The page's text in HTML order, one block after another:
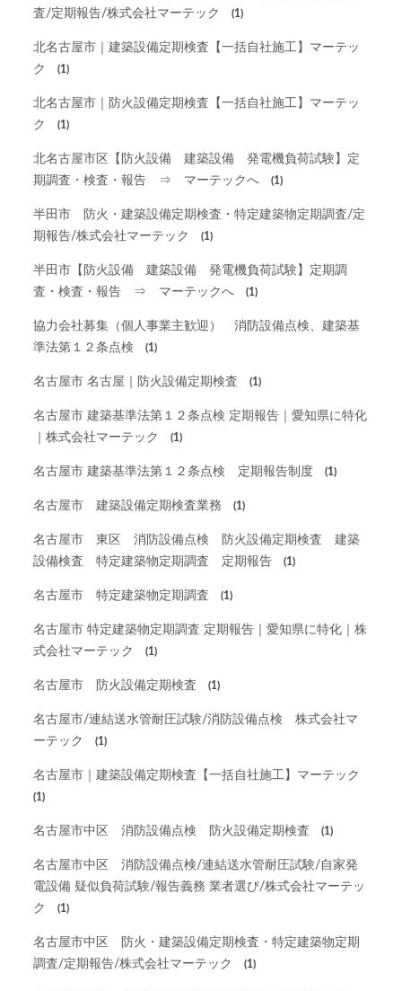
査/定期報告/株式会社マーテック
(1)
北名古屋市｜建築設備定期検査【一括自社施工】マーテッ
ク
(1)
北名古屋市｜防火設備定期検査【一括自社施工】マーテッ
ク
(1)
北名古屋市区【防火設備 建築設備 発電機負荷試験】定
期調査・検査・報告 ⇒ マーテックへ
(1)
半田市 防火・建築設備定期検査・特定建築物定期調査/定
期報告/株式会社マーテック
(1)
半田市【防火設備 建築設備 発電機負荷試験】定期調
査・検査・報告 ⇒ マーテックへ
(1)
協力会社募集（個人事業主歓迎） 消防設備点検、建築基
準法第１２条点検
(1)
名古屋市 名古屋｜防火設備定期検査 (1)
名古屋市 建築基準法第１２条点検 定期報告｜愛知県に特化
｜株式会社マーテック
(1)
名古屋市 建築基準法第１２条点検 定期報告制度 (1)
名古屋市 建築設備定期検査業務 (1)
名古屋市 東区 消防設備点検 防火設備定期検査 建築
設備検査 特定建築物定期調査 定期報告
(1)
名古屋市 特定建築物定期調査 (1)
名古屋市 特定建築物定期調査 定期報告｜愛知県に特化｜株
式会社マーテック
(1)
名古屋市 防火設備定期検査 (1)
名古屋市/連結送水管耐圧試験/消防設備点検 株式会社マ
ーテック
(1)
名古屋市｜建築設備定期検査【一括自社施工】マーテック
(1)
名古屋市中区 消防設備点検 防火設備定期検査 (1)
名古屋市中区 消防設備点検/連結送水管耐圧試験/自家発
電設備 疑似負荷試験/報告義務 業者選び/株式会社マーテッ
ク
(1)
名古屋市中区 防火・建築設備定期検査・特定建築物定期
調査/定期報告/株式会社マーテック
(1)